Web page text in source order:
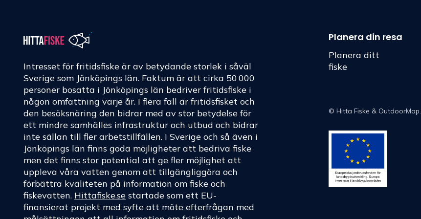
Intresset för fritidsfiske är av betydande storlek i såväl
Sverige som Jönköpings län. Faktum är att cirka 50 000
personer bosatta i Jönköpings län bedriver fritidsfiske i
någon omfattning varje år. I flera fall är fritidsfisket och
den besöksnäring den bidrar med av stor betydelse för
ett mindre samhälles infrastruktur och utbud och bidrar
inte sällan till fler arbetstillfällen. I Sverige och så även i
Jönköpings län finns goda möjligheter att bedriva fiske
men det finns stor potential att ge fler möjlighet att
uppleva våra vatten genom att tillgängliggöra och
förbättra kvaliteten på information om fiske och
fiskevatten. Hittafiske.se startade som ett EU-
finansierat projekt med syfte att möte efterfrågan med
Planera din resa
Planera ditt
fiske
© Hitta Fiske & OutdoorMap.